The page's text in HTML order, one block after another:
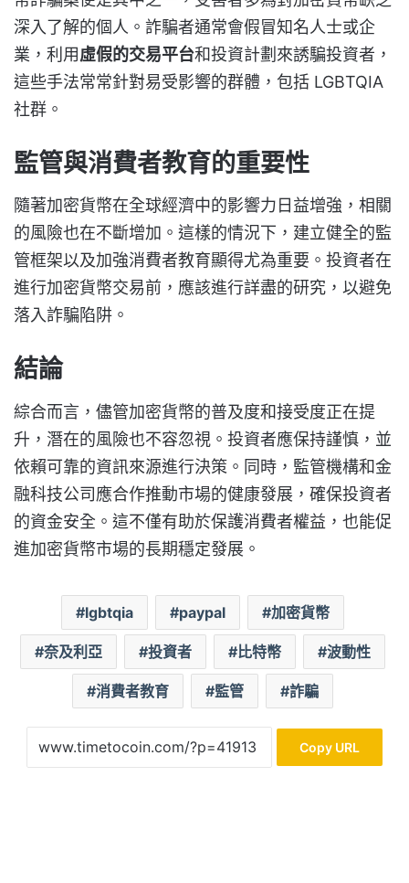
深入了解的個人。詐騙者通常會假冒知名人士或企
業，利用虛假的交易平台和投資計劃來誘騙投資者，
這些手法常常針對易受影響的群體，包括 LGBTQIA
社群。
監管與消費者教育的重要性
隨著加密貨幣在全球經濟中的影響力日益增強，相關
的風險也在不斷增加。這樣的情況下，建立健全的監
管框架以及加強消費者教育顯得尤為重要。投資者在
進行加密貨幣交易前，應該進行詳盡的研究，以避免
落入詐騙陷阱。
結論
綜合而言，儘管加密貨幣的普及度和接受度正在提
升，潛在的風險也不容忽視。投資者應保持謹慎，並
依賴可靠的資訊來源進行決策。同時，監管機構和金
融科技公司應合作推動市場的健康發展，確保投資者
的資金安全。這不僅有助於保護消費者權益，也能促
進加密貨幣市場的長期穩定發展。
lgbtqia paypal 加密貨幣
奈及利亞 投資者 比特幣 波動性
消費者教育 監管 詐騙
Copy URL